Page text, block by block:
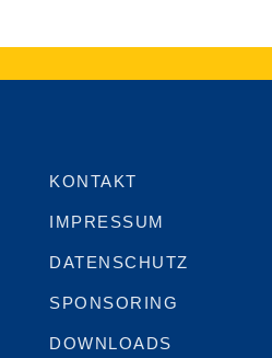
KONTAKT
IMPRESSUM
DATENSCHUTZ
SPONSORING
DOWNLOADS